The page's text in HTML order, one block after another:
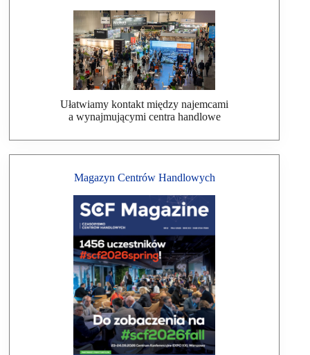
Ułatwiamy kontakt między najemcami
a wynajmującymi centra handlowe
Magazyn Centrów Handlowych